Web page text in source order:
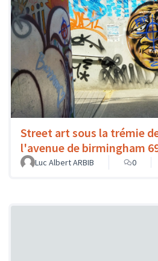
Street art sous la trémie
l'avenue de birmingham
Luc Albert ARBIB
0